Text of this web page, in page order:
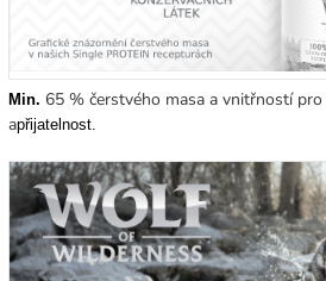
Min. 65 % čerstvého masa a vnitřností
apřijatelnost.